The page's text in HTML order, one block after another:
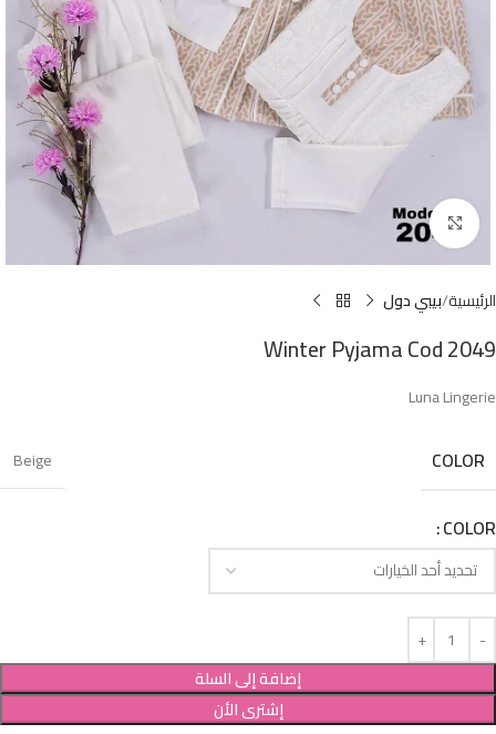
Click to enlarge
الرئيسية بيبي دول
Winter Pyjama Cod 2049
Luna Lingerie
COLOR
Beige
COLOR
إضافة إلى السلة
إشترى الأن